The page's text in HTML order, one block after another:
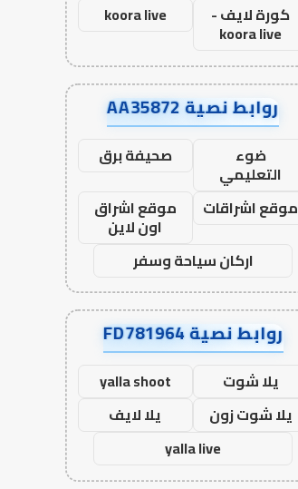
كورة لايف -
koora live
koora live
روابط نصية AA35872
ضوء
التعليمي
صحيفة برق
موقع اشراقات
موقع اشراق
اون لاين
اركان سياحة وسفر
روابط نصية FD781964
يلا شوت
yalla shoot
يلا شوت زون
يلا لايف
yalla live